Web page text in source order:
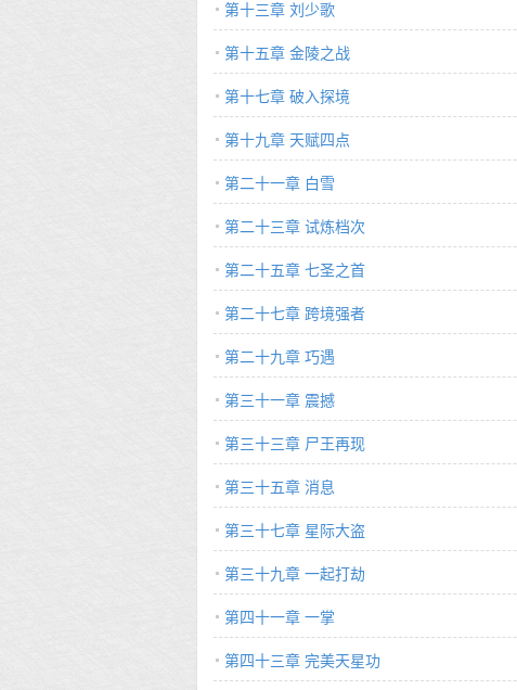
第十三章 刘少歌
第十五章 金陵之战
第十七章 破入探境
第十九章 天赋四点
第二十一章 白雪
第二十三章 试炼档次
第二十五章 七圣之首
第二十七章 跨境强者
第二十九章 巧遇
第三十一章 震撼
第三十三章 尸王再现
第三十五章 消息
第三十七章 星际大盗
第三十九章 一起打劫
第四十一章 一掌
第四十三章 完美天星功